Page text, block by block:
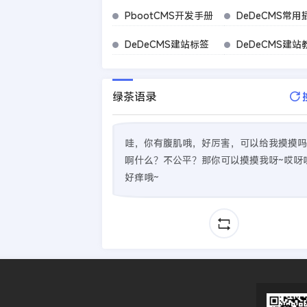
PbootCMS开发手册 DeDeCMS常用
DeDeCMS建站标签 DeDeCMS建站
绿茶语录
哇，你有腹肌哦，好厉害，可以给我摸摸
啊什么？不公平？那你可以摸摸我呀~哎呀
好痒哦~